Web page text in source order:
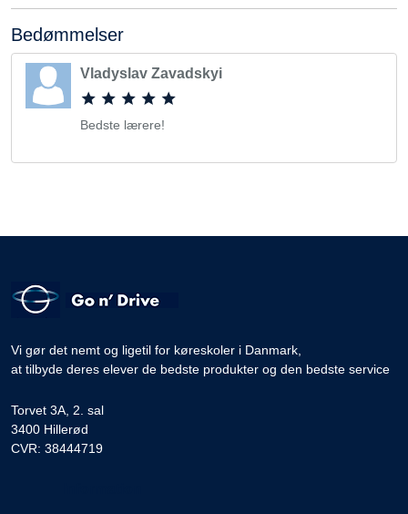
Bedømmelser
Vladyslav Zavadskyi
Bedste lærere!
Vi gør det nemt og ligetil for køreskoler i Danmark,
at tilbyde deres elever de bedste produkter og den bedste service
Torvet 3A, 2. sal
3400 Hillerød
CVR: 38444719